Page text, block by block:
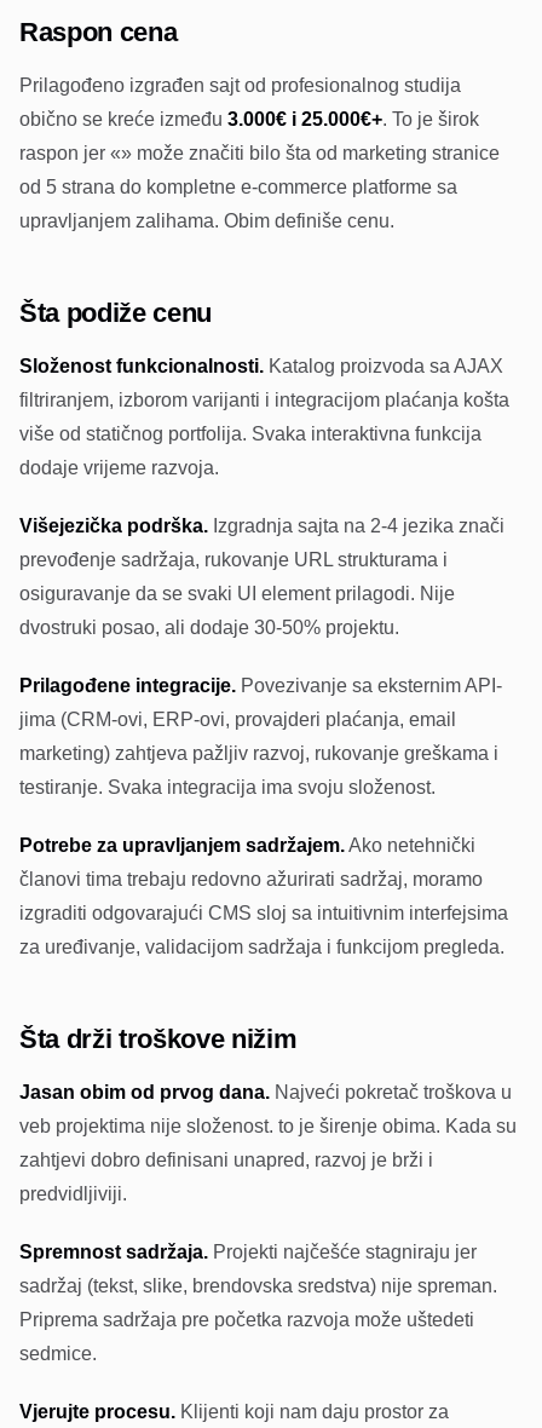
Raspon cena
Prilagođeno izgrađen sajt od profesionalnog studija
obično se kreće između 3.000€ i 25.000€+. To je širok
raspon jer «» može značiti bilo šta od marketing stranice
od 5 strana do kompletne e-commerce platforme sa
upravljanjem zalihama. Obim definiše cenu.
Šta podiže cenu
Složenost funkcionalnosti. Katalog proizvoda sa AJAX
filtriranjem, izborom varijanti i integracijom plaćanja košta
više od statičnog portfolija. Svaka interaktivna funkcija
dodaje vrijeme razvoja.
Višejezička podrška. Izgradnja sajta na 2-4 jezika znači
prevođenje sadržaja, rukovanje URL strukturama i
osiguravanje da se svaki UI element prilagodi. Nije
dvostruki posao, ali dodaje 30-50% projektu.
Prilagođene integracije. Povezivanje sa eksternim API-
jima (CRM-ovi, ERP-ovi, provajderi plaćanja, email
marketing) zahtjeva pažljiv razvoj, rukovanje greškama i
testiranje. Svaka integracija ima svoju složenost.
Potrebe za upravljanjem sadržajem.Ako netehnički
članovi tima trebaju redovno ažurirati sadržaj, moramo
izgraditi odgovarajući CMS sloj sa intuitivnim interfejsima
za uređivanje, validacijom sadržaja i funkcijom pregleda.
Šta drži troškove nižim
Jasan obim od prvog dana. Najveći pokretač troškova u
veb projektima nije složenost. to je širenje obima. Kada su
zahtjevi dobro definisani unapred, razvoj je brži i
predvidljiviji.
Spremnost sadržaja. Projekti najčešće stagniraju jer
sadržaj (tekst, slike, brendovska sredstva) nije spreman.
Priprema sadržaja pre početka razvoja može uštedeti
sedmice.
Vjerujte procesu. Klijenti koji nam daju prostor za